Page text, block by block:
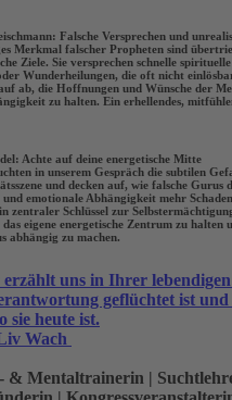
Falsche Versprechen und
Merkmal falscher Propheten sind
Ziele. Sie versprechen schnelle
Wunderheilungen, die oft nicht
ab, die Hoffnungen und Wünsche der
zu halten. Ein erhellendes,
Achte auf deine energetische Mitte
in unserem Gespräch die subtilen
und decken auf, wie falsche Gurus
und emotionale Abhängigkeit mehr
zentraler Schlüssel zur
eigene energetische Zentrum zu halten
abhängig zu machen.
uns in Ihrer
geflüchtet ist und
sie heute ist.
& Mentaltrainerin |